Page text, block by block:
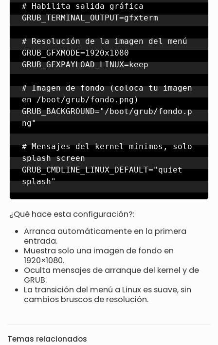
# Habilita salida gráfica
GRUB_TERMINAL_OUTPUT=gfxterm
# Resolución de la imagen del menú
GRUB_GFXMODE=1920x1080
GRUB_GFXPAYLOAD_LINUX=keep
# Imagen de fondo (coloca tu imagen
en /boot/grub/fondo.png)
GRUB_BACKGROUND="/boot/grub/fondo.p
ng"
# Mensajes del kernel mínimos, solo
splash screen
GRUB_CMDLINE_LINUX_DEFAULT="quiet
splash"
¿Qué hace esta configuración?:
Arranca automáticamente en la primera
entrada.
Muestra solo una imagen de fondo en
1920×1080.
Oculta mensajes de arranque del kernel y de
GRUB.
La transición del menú a Linux es suave, sin
cambios bruscos de resolución.
Temas relacionados